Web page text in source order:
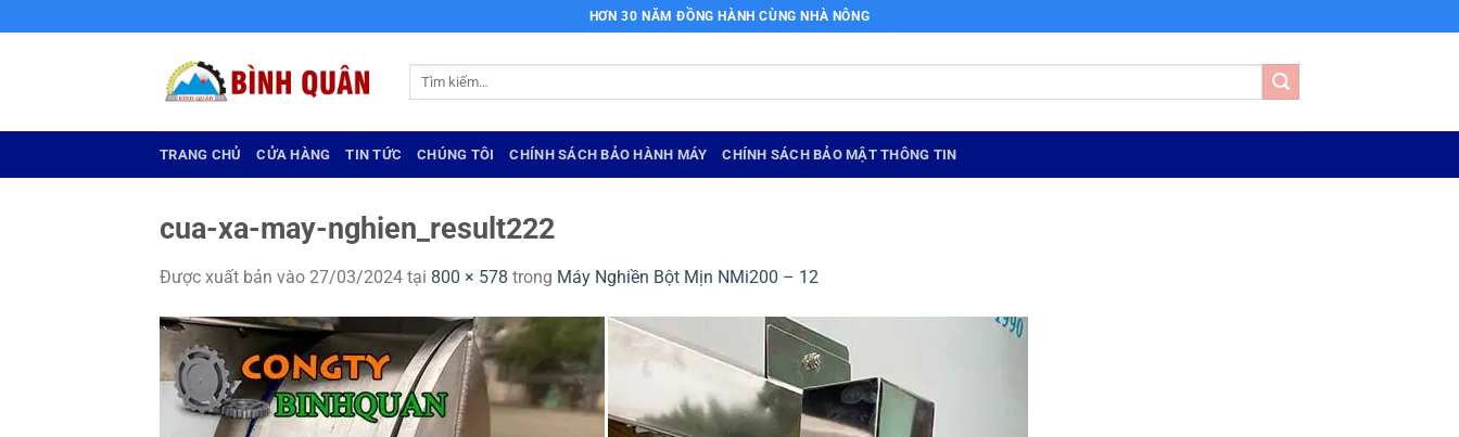
qua
HƠN 30 NĂM ĐỒNG HÀNH CÙNG NHÀ NÔNG
TRANG CHỦ CỬA HÀNG TIN TỨC CHÚNG TÔI CHÍNH SÁCH BẢO HÀNH MÁY CHÍNH SÁCH BẢO MẬT THÔNG TIN
cua-xa-may-nghien_result222
Được xuất bản vào 27/03/2024 tại 800 × 578 trong Máy Nghiền Bột Mịn NMi200 – 12